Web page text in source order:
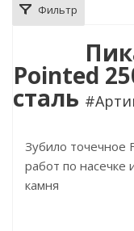
Фильтр
Pointed
сталь
Зубило точечное
работ по насечке
камня